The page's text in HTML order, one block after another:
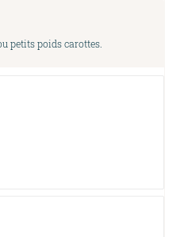
petits poids carottes.